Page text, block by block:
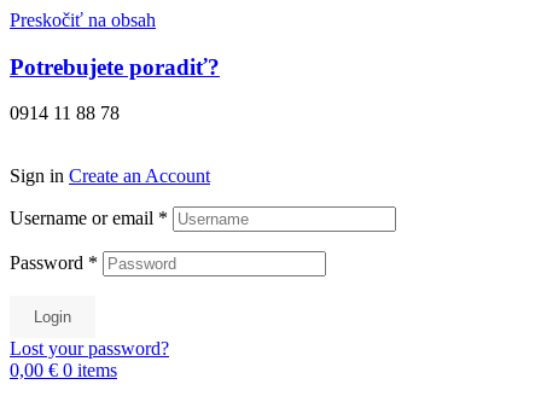
Preskočiť na obsah
Potrebujete poradiť?
0914 11 88 78
Sign in Create an Account
Username or email *
Password *
Login
Lost your password?
0,00 € 0 items